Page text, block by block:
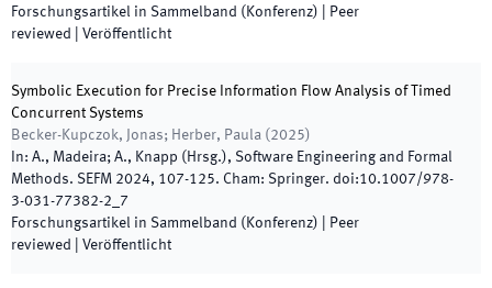
Forschungsartikel in Sammelband (Konferenz) | Peer
reviewed
Veröffentlicht
Symbolic Execution for Precise Information Flow Analysis of Timed
Concurrent Systems
Becker-Kupczok, Jonas; Herber, Paula ( 2025)
In: A., Madeira; A., Knapp ( Hrsg.), Software Engineering and Formal
Methods. SEFM 2024, 107-125. Cham: Springer. doi:10.1007/978-
3-031-77382-2_7
Forschungsartikel in Sammelband (Konferenz) | Peer
reviewed
Veröffentlicht